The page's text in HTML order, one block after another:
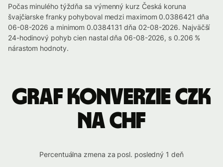
Počas minulého týždňa sa výmenný kurz Česká koruna
švajčiarske franky pohyboval medzi maximom 0.0386421 dňa
06-08-2026 a minimom 0.0384131 dňa 02-08-2026. Najväčší
24-hodinový pohyb cien nastal dňa 06-08-2026, s 0.206 %
nárastom hodnoty.
Graf konverzie CZK
na CHF
Percentuálna zmena za posl. posledný 1 deň